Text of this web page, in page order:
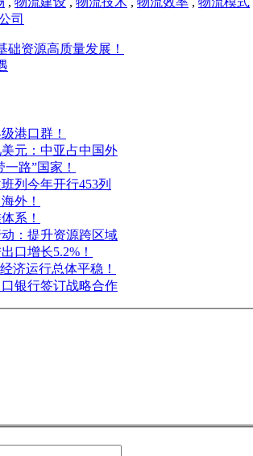
司
础资源高质量发展！
港口群！
元：中亚占中国外
路”国家！
列今年开行453列
外！
系！
：提升资源跨区域
口增长5.2%！
济运行总体平稳！
银行签订战略合作